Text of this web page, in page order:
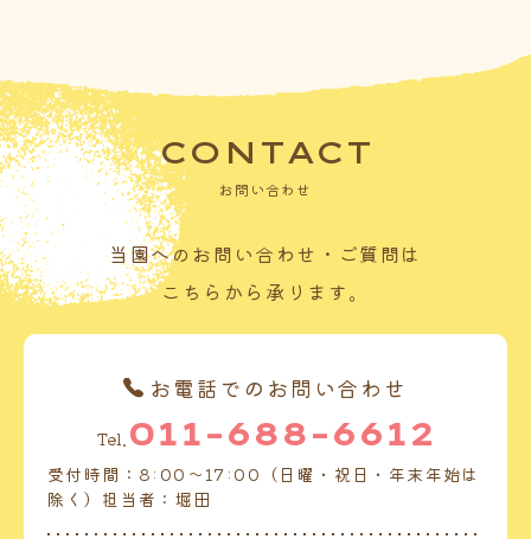
CONTACT
お問い合わせ
当園へのお問い合わせ・ご質問は
こちらから承ります。
お電話でのお問い合わせ
Tel. 011-688-6612
受付時間：8:00～17:00（日曜・祝日・年末年始は
除く）担当者：堀田